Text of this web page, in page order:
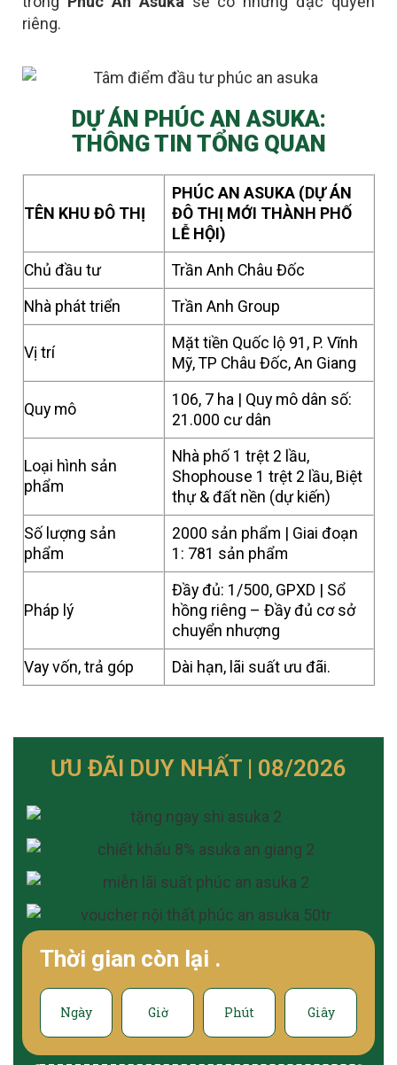
riêng.
DỰ ÁN PHÚC AN ASUKA:
THÔNG TIN TỔNG QUAN
TÊN KHU ĐÔ THỊ
PHÚC AN ASUKA (DỰ ÁN
ĐÔ THỊ MỚI THÀNH PHỐ
LỄ HỘI)
Chủ đầu tư
Trần Anh Châu Đốc
Nhà phát triển
Trần Anh Group
Vị trí
Mặt tiền Quốc lộ 91, P. Vĩnh
Mỹ, TP Châu Đốc, An Giang
Quy mô
106, 7 ha | Quy mô dân số:
21.000 cư dân
Loại hình sản
phẩm
Nhà phố 1 trệt 2 lầu,
Shophouse 1 trệt 2 lầu, Biệt
thự & đất nền (dự kiến)
Số lượng sản
phẩm
2000 sản phẩm | Giai đoạn
1: 781 sản phẩm
Pháp lý
Đầy đủ: 1/500, GPXD | Sổ
hồng riêng – Đầy đủ cơ sở
chuyển nhượng
Vay vốn, trả góp
Dài hạn, lãi suất ưu đãi.
ƯU ĐÃI DUY NHẤT | 08/2026
Thời gian còn lại .
Ngày Giờ Phút Giây